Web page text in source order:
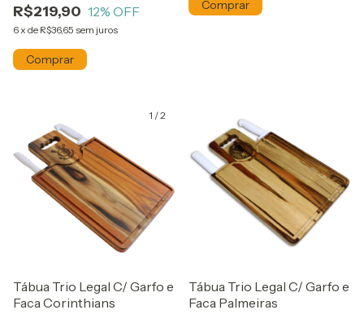
R$219,90 12% OFF
6x de R$36,65 sem juros
1 /2
Tábua Trio Legal C/ Garfo e
Faca Corinthians
Tábua Trio Legal C/ Garfo e
Faca Palmeiras